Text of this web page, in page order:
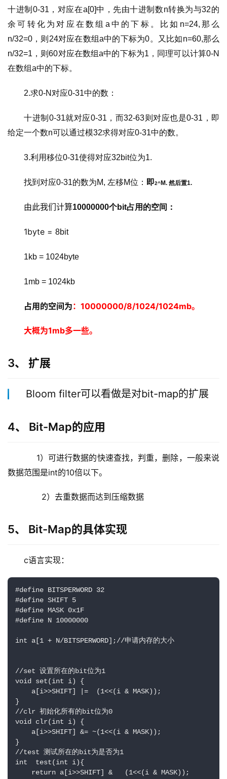
十进制0-31，对应在a[0]中，先由十进制数n转换为与32的
余可转化为对应在数组a中的下标。比如n=24,那么
n/32=0，则24对应在数组a中的下标为0。又比如n=60,那么
n/32=1，则60对应在数组a中的下标为1，同理可以计算0-N
在数组a中的下标。
2.求0-N对应0-31中的数：
十进制0-31就对应0-31，而32-63则对应也是0-31，即
给定一个数n可以通过模32求得对应0-31中的数。
3.利用移位0-31使得对应32bit位为1.
找到对应0-31的数为M, 左移M位： 即2^M. 然后置1.
由此我们计算10000000个bit占用的空间：
1byte = 8bit
1kb = 1024byte
1mb = 1024kb
占用的空间为：10000000/8/1024/1024mb。
大概为1mb多一些。
3、 扩展
Bloom filter可以看做是对bit-map的扩展
4、 Bit-Map的应用
1）可进行数据的快速查找，判重，删除，一般来说
数据范围是int的10倍以下。
2）去重数据而达到压缩数据
5、 Bit-Map的具体实现
c语言实现：
#define BITSPERWORD 32
#define SHIFT 5
#define MASK 0x1F
#define N 10000000
int a[1 + N/BITSPERWORD];//申请内存的大小
//set 设置所在的bit位为1
void set(int i) {
a[i>>SHIFT] |=  (1<<(i & MASK));
}
//clr 初始化所有的bit位为0
void clr(int i) {
a[i>>SHIFT] &= ~(1<<(i & MASK));
}
//test 测试所在的bit为是否为1
int  test(int i){
return a[i>>SHIFT] &   (1<<(i & MASK));